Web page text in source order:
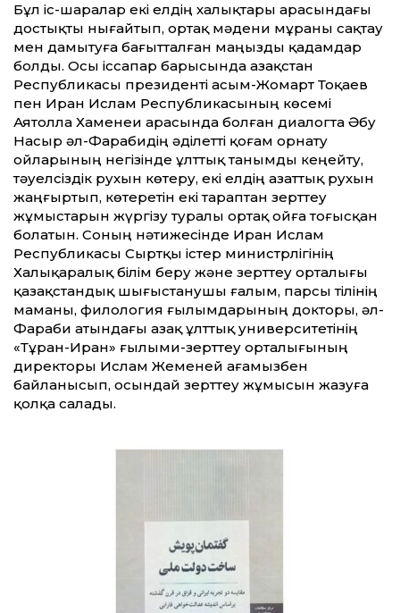
Бұл іс-шаралар екі елдің халықтары арасындағы
достықты нығайтып, ортақ мәдени мұраны сақтау
мен дамытуға бағытталған маңызды қадамдар
болды. Осы іссапар барысында Қазақстан
Республикасы президенті Қасым-Жомарт Тоқаев
пен Иран Ислам Республикасының көсемі
Аятолла Хаменеи арасында болған диалогта Әбу
Насыр әл-Фарабидің әділетті қоғам орнату
ойларының негізінде ұлттық танымды кеңейту,
тәуелсіздік рухын көтеру, екі елдің азаттық рухын
жаңғыртып, көтеретін екі тараптан зерттеу
жұмыстарын жүргізу туралы ортақ ойға тоғысқан
болатын. Соның нәтижесінде Иран Ислам
Республикасы Сыртқы істер министрлігінің
Халықаралық білім беру және зерттеу орталығы
қазақстандық шығыстанушы ғалым, парсы тілінің
маманы, филология ғылымдарының докторы, әл-
Фараби атындағы Қазақ ұлттық университетінің
«Тұран-Иран» ғылыми-зерттеу орталығының
директоры Ислам Жеменей ағамызбен
байланысып, осындай зерттеу жұмысын жазуға
қолқа салады.